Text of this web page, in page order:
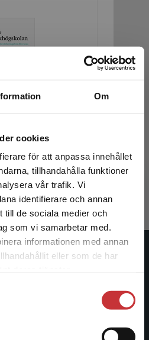
Om
cookies
för att anpassa innehållet
tillhandahålla funktioner
vår trafik. Vi
identifierare och annan
till de sociala medier och
som vi samarbetar med.
informationen med annan
eller som de har
fraktregion
besöker
en enhet utanför Sverige.
utanför Sverige. För
måste
- en särskild
(red.)
Om
200 kr
Med läromedel, kurslitteratur,
finns Studentlitteratur med